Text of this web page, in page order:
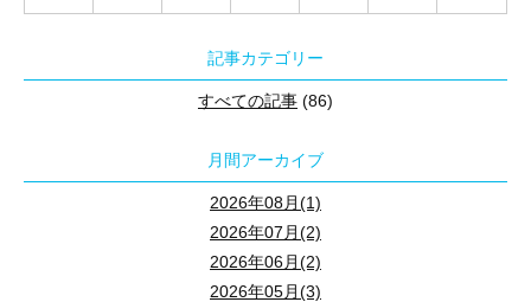
記事カテゴリー
すべての記事 (86)
月間アーカイブ
2026年08月(1)
2026年07月(2)
2026年06月(2)
2026年05月(3)